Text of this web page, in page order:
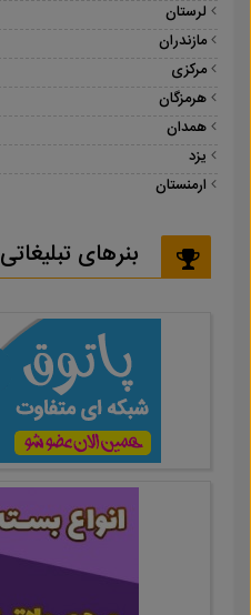
لرستان
مازندران
مرکزی
هرمزگان
همدان
یزد
ارمنستان
بنرهای تبلیغاتی